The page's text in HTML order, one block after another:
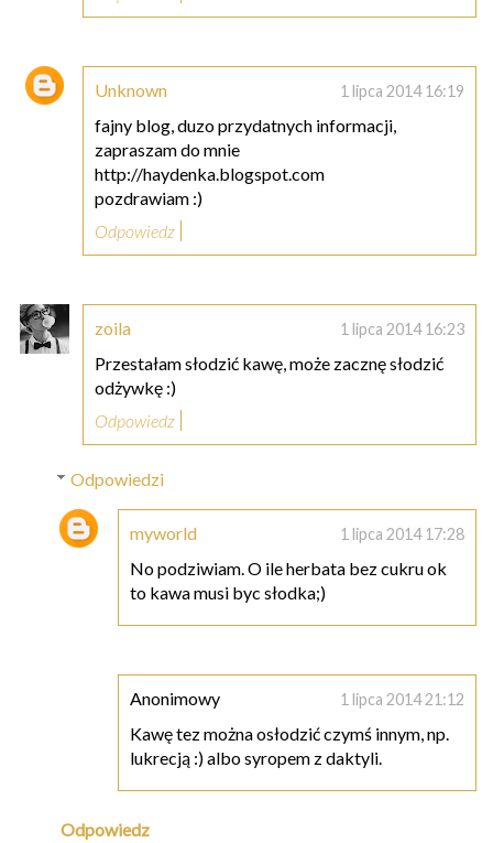
Unknown 1 lipca 2014 16:19
fajny blog, duzo przydatnych informacji,
zapraszam do mnie
http://haydenka.blogspot.com
pozdrawiam :)
Odpowiedz
zoila 1 lipca 2014 16:23
Przestałam słodzić kawę, może zacznę słodzić
odżywkę :)
Odpowiedz
Odpowiedzi
myworld 1 lipca 2014 17:28
No podziwiam. O ile herbata bez cukru ok
to kawa musi byc słodka;)
Anonimowy 1 lipca 2014 21:12
Kawę tez można osłodzić czymś innym, np.
lukrecją :) albo syropem z daktyli.
Odpowiedz